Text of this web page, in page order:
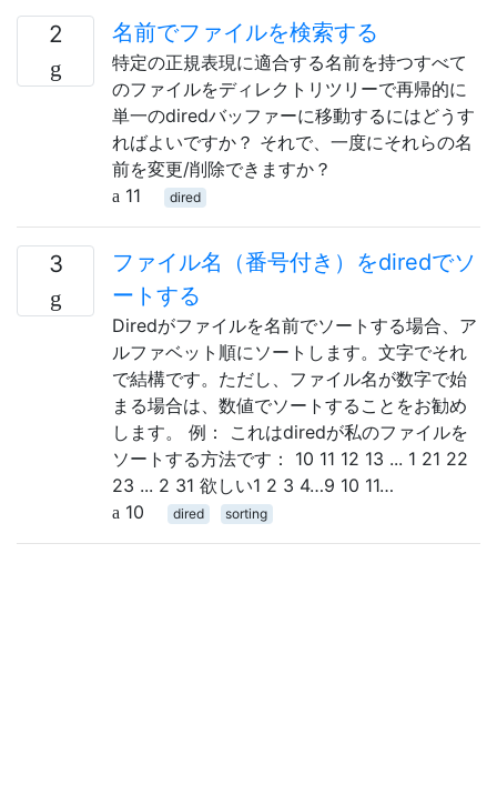
2 名前でファイルを検索する
特定の正規表現に適合する名前を持つすべて
のファイルをディレクトリツリーで再帰的に
単一のdiredバッファーに移動するにはどうす
ればよいですか？ それで、一度にそれらの名
前を変更/削除できますか？
11
dired
3
ファイル名（番号付き）をdiredでソ
ートする
Diredがファイルを名前でソートする場合、ア
ルファベット順にソートします。文字でそれ
で結構です。ただし、ファイル名が数字で始
まる場合は、数値でソートすることをお勧め
します。 例： これはdiredが私のファイルを
ソートする方法です： 10 11 12 13 ... 1 21 22
23 ... 2 31 欲しい1 2 3 4…9 10 11…
10
dired sorting